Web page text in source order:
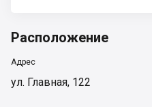
Расположение
Адрес
ул. Главная, 122